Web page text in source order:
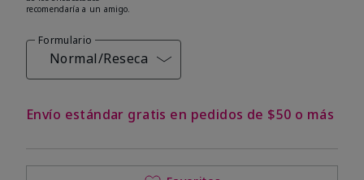
recomendaría a un amigo.
Formulario
Normal/Reseca
Envío estándar gratis en pedidos de $50 o más